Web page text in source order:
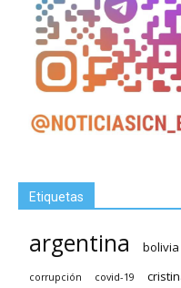
Etiquetas
argentina bolivia
corrupción covid-19